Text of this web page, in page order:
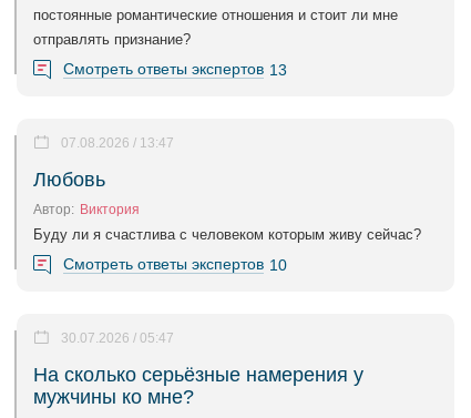
постоянные романтические отношения и стоит ли мне
отправлять признание?
Смотреть ответы экспертов 13
Любовь
07.08.2026 / 13:47
Автор: Виктория
Буду ли я счастлива с человеком которым живу сейчас?
Смотреть ответы экспертов 10
На сколько серьёзные намерения у
мужчины ко мне?
30.07.2026 / 05:47